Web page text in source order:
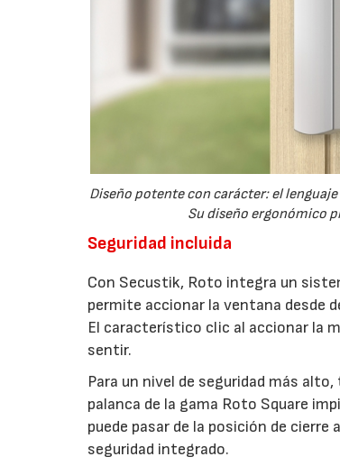
Diseño potente con carácter: el
Su diseño ergonómico
Seguridad incluida
Con Secustik, Roto integra un
permite accionar la ventana desde
El característico clic al accionar la
sentir.
Para un nivel de seguridad más
palanca de la gama Roto Square
puede pasar de la posición de
seguridad integrado.